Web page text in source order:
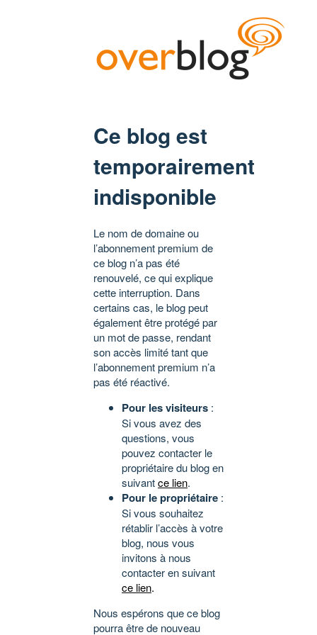
Ce blog est
temporairement
indisponible
Le nom de domaine ou
l’abonnement premium de
ce blog n’a pas été
renouvelé, ce qui explique
cette interruption. Dans
certains cas, le blog peut
également être protégé par
un mot de passe, rendant
son accès limité tant que
l’abonnement premium n’a
pas été réactivé.
Pour les visiteurs :
Si vous avez des
questions, vous
pouvez contacter le
propriétaire du blog en
suivantce lien.
Pour le propriétaire :
Si vous souhaitez
rétablir l’accès à votre
blog, nous vous
invitons à nous
contacter en suivant
ce lien.
Nous espérons que ce blog
pourra être de nouveau